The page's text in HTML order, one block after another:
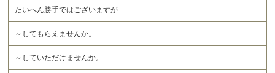
たいへん勝手ではございますが
～してもらえませんか。
～していただけませんか。